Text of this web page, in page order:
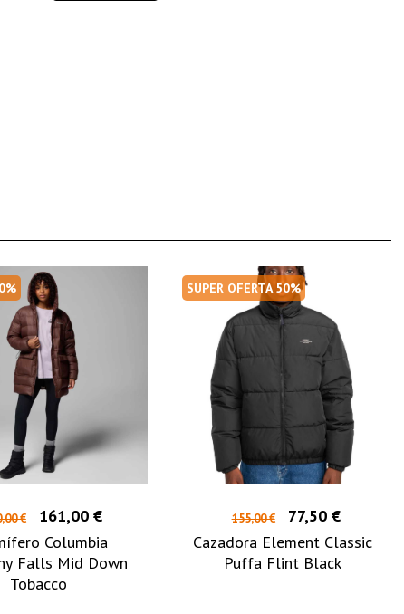
€
161,00 €
Columbia
Falls Mid Down
Tobacco
SUPER OFERTA 50%
155,00 €
77,50 €
Cazadora Element Classic
Puffa Flint Black